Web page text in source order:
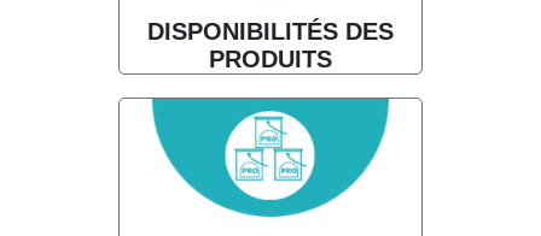
DISPONIBILITÉS DES
PRODUITS